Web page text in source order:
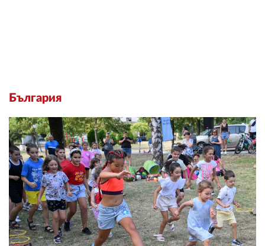
България